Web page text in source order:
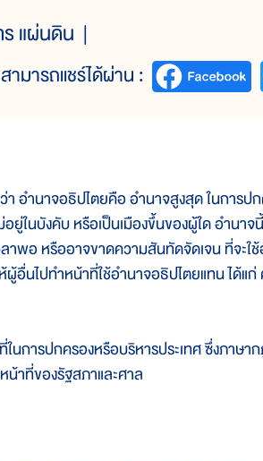
แผ่นดิน
สามารถแชร์ได้ผ่าน :
ำนาจอธิปไตยคือ อำนาจสูงสุด ในการปก
ยู่ในบังคับ หรือเป็นเมืองขึ้นของผู้ใด อำนา
าพอ หรืออาจขาดความสันทัดจัดเจน ที่จะใ
ผู้อื่นไปทำหน้าที่ใช้อำนาจอธิปไตยแทน ได้แ
รปกครองหรือบริหารประเทศ ซึ่งภาษาก
าที่ของรัฐสภาและศาล